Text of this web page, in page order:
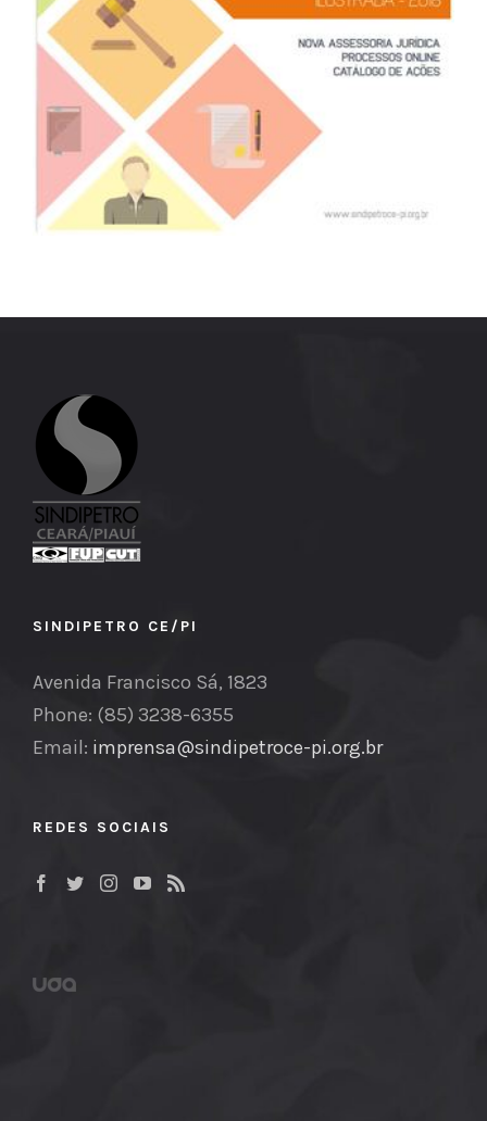
SINDIPETRO CE/PI
Avenida Francisco Sá, 1823
Phone: (85) 3238-6355
Email: imprensa@sindipetroce-pi.org.br
REDES SOCIAIS